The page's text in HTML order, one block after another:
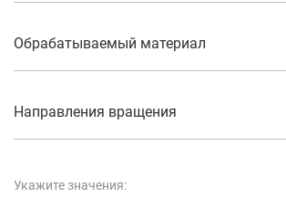
Обрабатываемый материал
Направления вращения
Укажите значения: